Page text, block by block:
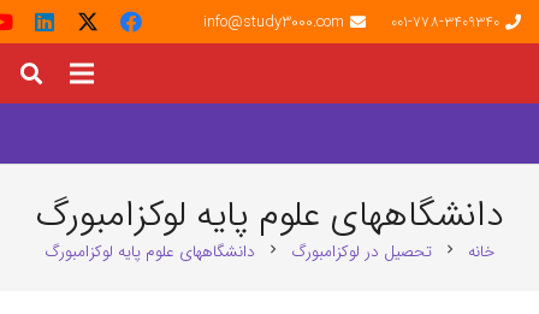
001-778-3409340
info@study3000.com
دانشگاههای علوم پایه لوکزامبورگ
خانه chevron_right تحصیل در لوکزامبورگ chevron_right دانشگاههای علوم پایه لوکزامبورگ